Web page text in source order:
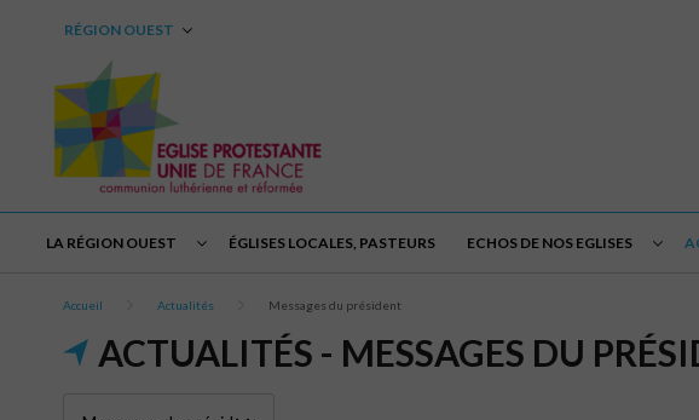
RÉGION OUEST
LA RÉGION OUEST ÉGLISES LOCALES, PASTEURS ECHOS DE NOS EGLISES
Accueil Actualités Messages du président
ACTUALITÉS - MESSAGES DU